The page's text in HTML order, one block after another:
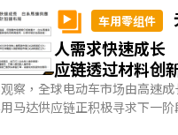
构实现座舱服务、辅助驾驶功
；整体看来，中国业者正透过
捷的移动体验。...
车用零组件
人需求快速成
应链透过材料创
计加速布局
察，全球电动车市场由高速成
马达供应链正积极寻求下一
率、AI技术发展与国防需求